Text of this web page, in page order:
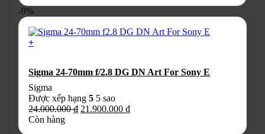
Các
tùy
chọn
có
chọn
trên
trang
sản
phẩm
21.000.000 ₫
-9%
+
Sigma 24-70mm f/2.8 DG DN Art For Sony E
Sigma
Được xếp hạng 5 5 sao
24.000.000₫ Giá
21.900.000 ₫Giá
Còn hàng